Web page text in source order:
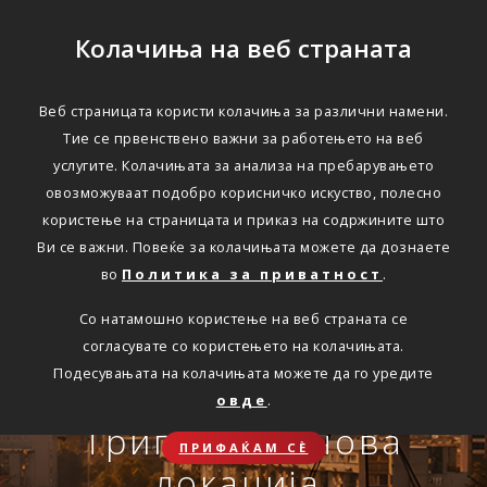
Колачиња на веб страната
Веб страницата користи колачиња за различни намени.
Тие се првенствено важни за работењето на веб
услугите. Колачињата за анализа на пребарувањето
овозможуваат подобро корисничко искуство, полесно
користење на страницата и приказ на содржините што
Ви се важни. Повеќе за колачињата можете да дознаете
во Политика за приватност .
Со натамошно користење на веб страната се
согласувате со користењето на колачињата.
Подесувањата на колачињата можете да го уредите
овде .
ПРИФАЌАМ СЀ
Триглав на нова
Сѐ ќе биде во ред
Совет, информација или инспирација за секоја животна
Онлајн пријава на
осигурен случај преку
OneID
Travel Smart и Travel
Smart Plus
Едноставно преку
интернет
АВТОМОБИЛСКА ОДГОВОРНОСТ
Oнлајн обнова на осигурување.
ЗДРАВСТВЕНО ПАТНИЧКО